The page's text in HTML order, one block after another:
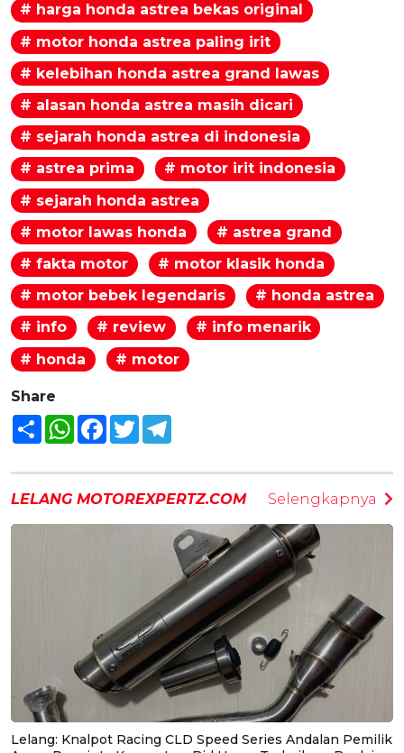
# harga honda astrea bekas original
# motor honda astrea paling irit
# kelebihan honda astrea grand lawas
# alasan honda astrea masih dicari
# sejarah honda astrea di indonesia
# astrea prima
# motor irit indonesia
# sejarah honda astrea
# motor lawas honda
# astrea grand
# fakta motor
# motor klasik honda
# motor bebek legendaris
# honda astrea
# info
# review
# info menarik
# honda
# motor
Share
Share WhatsAppFacebook
Twitter
LELANG MOTOREXPERTZ.COM Selengkapnya
Lelang: Knalpot Racing CLD Speed Series Andalan Pemilik